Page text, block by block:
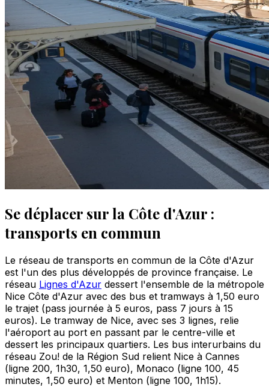
Se déplacer sur la Côte d'Azur :
transports en commun
Le réseau de transports en commun de la Côte d'Azur
est l'un des plus développés de province française. Le
réseau Lignes d'Azur dessert l'ensemble de la métropole
Nice Côte d'Azur avec des bus et tramways à 1,50 euro
le trajet (pass journée à 5 euros, pass 7 jours à 15
euros). Le tramway de Nice, avec ses 3 lignes, relie
l'aéroport au port en passant par le centre-ville et
dessert les principaux quartiers. Les bus interurbains du
réseau Zou! de la Région Sud relient Nice à Cannes
(ligne 200, 1h30, 1,50 euro), Monaco (ligne 100, 45
minutes, 1,50 euro) et Menton (ligne 100, 1h15).